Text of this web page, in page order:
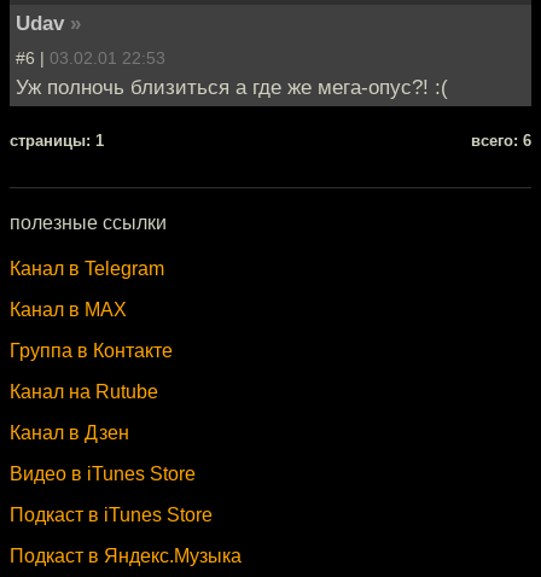
Udav »
#6 | 03.02.01 22:53
Уж полночь близиться а где же мега-опус?! :(
cтраницы: 1 всего: 6
полезные ссылки
Канал в Telegram
Канал в MAX
Группа в Контакте
Канал на Rutube
Канал в Дзен
Видео в iTunes Store
Подкаст в iTunes Store
Подкаст в Яндекс.Музыка